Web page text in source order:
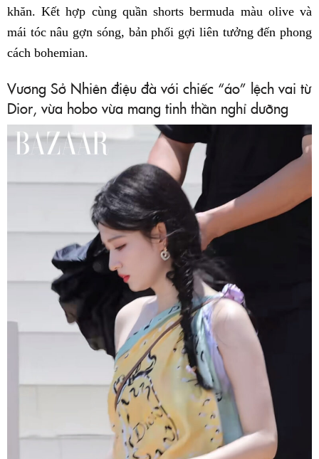
khăn. Kết hợp cùng quần shorts bermuda màu olive và
mái tóc nâu gợn sóng, bản phối gợi liên tưởng đến phong
cách bohemian.
Vương Sở Nhiên điệu đà với chiếc “áo” lệch vai từ
Dior, vừa hobo vừa mang tinh thần nghỉ dưỡng